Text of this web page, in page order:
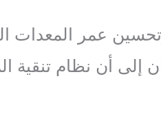
عمر المعدات
إلى أن نظام تنقية